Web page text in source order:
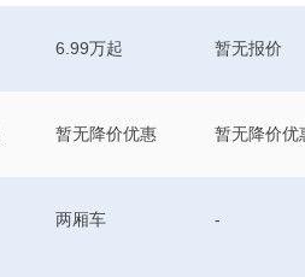
6.99万起 暂无报价
暂无降价优惠 暂无降价优
两厢车 -